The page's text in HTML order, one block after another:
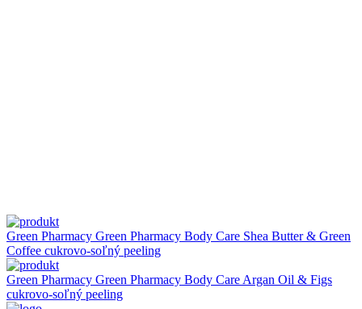
Green Pharmacy Green Pharmacy Body Care Shea Butter & Green
Coffee cukrovo-soľný peeling
Green Pharmacy Green Pharmacy Body Care Argan Oil & Figs
cukrovo-soľný peeling